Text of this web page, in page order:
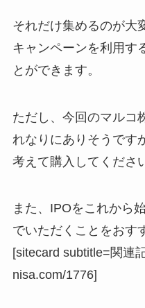
それだけ集めるのが大
キャンペーンを利用す
とができます。
ただし、今回のマルコ
れなりにありそうです
考えて購入してくださ
また、IPOをこれから
でいただくことをおす
[sitecard subtitle=関連
nisa.com/1776]